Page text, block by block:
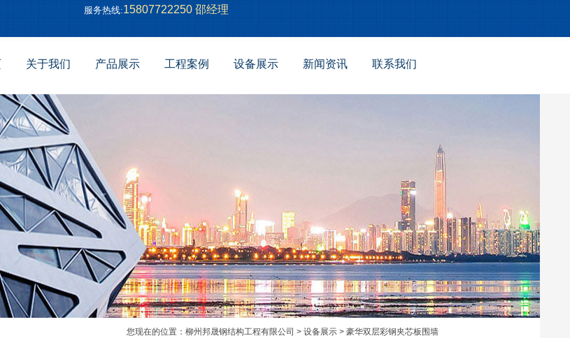
关于我们 产品展示 工程案例 设备展示 新闻资讯 联系我们
务热线:15807722250 邵经理
您现在的位置： 柳州邦晟钢结构工程有限公司 > 设备展示 > 豪华双层彩钢夹芯板围墙